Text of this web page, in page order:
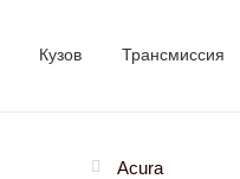
Кузов Трансмиссия
Acura